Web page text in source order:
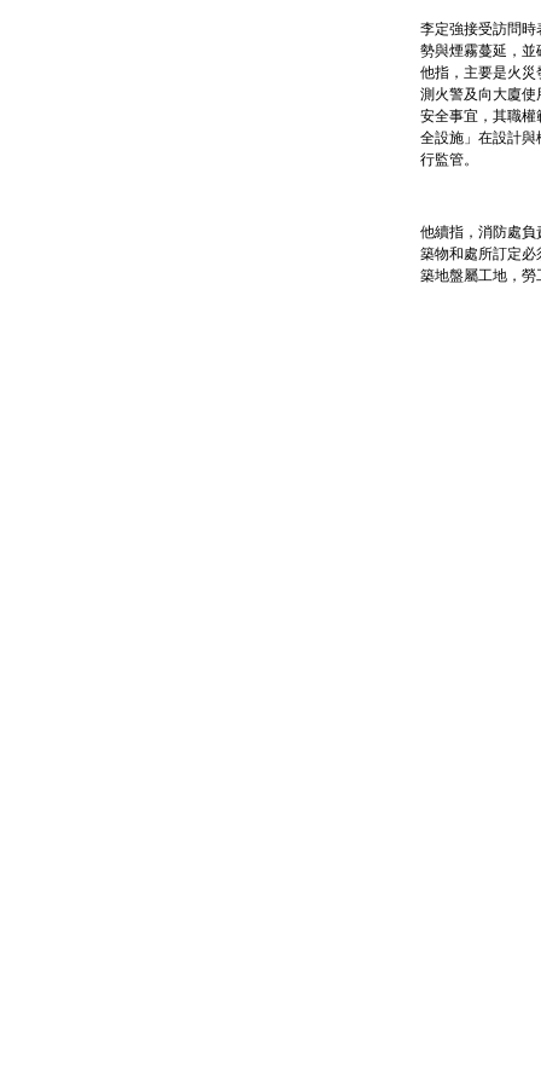
李定強接受訪問
勢與煙霧蔓延，
他指，主要是火
測火警及向大廈
安全事宜，其職
全設施」在設計
行監管。
他續指，消防處
築物和處所訂定
築地盤屬工地，